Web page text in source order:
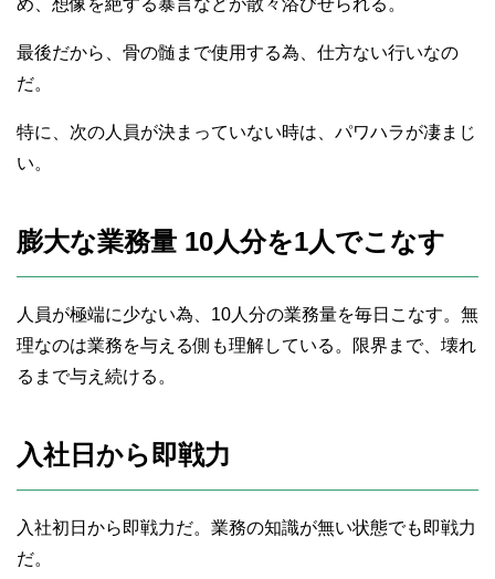
め、想像を絶する暴言などが散々浴びせられる。
最後だから、骨の髄まで使用する為、仕方ない行いなの
だ。
特に、次の人員が決まっていない時は、パワハラが凄まじ
い。
膨大な業務量 10人分を1人でこなす
人員が極端に少ない為、10人分の業務量を毎日こなす。無
理なのは業務を与える側も理解している。限界まで、壊れ
るまで与え続ける。
入社日から即戦力
入社初日から即戦力だ。業務の知識が無い状態でも即戦力
だ。